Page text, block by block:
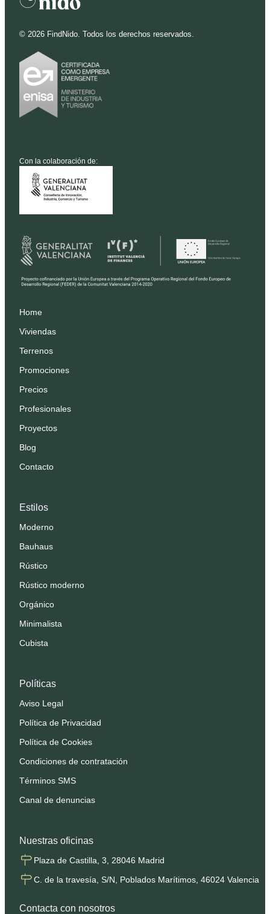
© 2026 FindNido. Todos los derechos reservados.
Con la colaboración de:
Estilos
Moderno
Bauhaus
Rústico
Rústico moderno
Orgánico
Minimalista
Cubista
Políticas
Aviso Legal
Política de Privacidad
Política de Cookies
Condiciones de contratación
Términos SMS
Canal de denuncias
Home
Viviendas
Terrenos
Promociones
Precios
Profesionales
Proyectos
Blog
Contacto
Nuestras oficinas
Plaza de Castilla, 3, 28046 Madrid
C. de la travesía, S/N, Poblados Marítimos, 46024 Valencia
Contacta con nosotros